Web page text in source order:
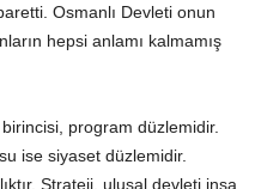
Osmanlı Devleti onun
hepsi anlamı kalmamış
program düzlemidir.
ise siyaset düzlemidir.
Strateji, ulusal devleti inşa